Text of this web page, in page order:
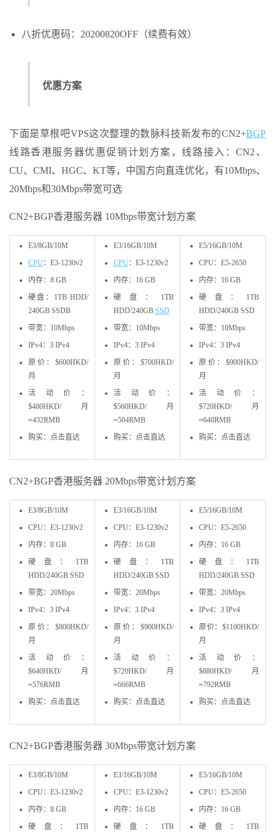
八折优惠码：20200820OFF（续费有效）
优惠方案
下面是草根吧VPS这次整理的数脉科技新发布的CN2+BGP
线路香港服务器优惠促销计划方案，线路接入：CN2、
CU、CMI、HGC、KT等，中国方向直连优化，有10Mbps、
20Mbps和30Mbps带宽可选
CN2+BGP香港服务器 10Mbps带宽计划方案
E3/8GB/10M
CPU：E3-1230v2
内存：8 GB
硬盘：1TB HDD/
240GB SSDB
带宽：10Mbps
IPv4：3 IPv4
原价：$600HKD/
月
活动价：
$480HKD/月
≈432RMB
购买：点击直达
E3/16GB/10M
CPU：E3-1230v2
内存：16 GB
硬盘：1TB
HDD/240GB SSD
带宽：10Mbps
IPv4：3 IPv4
原价：$700HKD/
月
活动价：
$560HKD/月
≈504RMB
购买：点击直达
E5/16GB/10M
CPU：E5-2650
内存：16 GB
硬盘：1TB
HDD/240GB SSD
带宽：10Mbps
IPv4：3 IPv4
原价：$900HKD/
月
活动价：
$720HKD/月
≈648RMB
购买：点击直达
CN2+BGP香港服务器 20Mbps带宽计划方案
E3/8GB/10M
CPU：E3-1230v2
内存：8 GB
硬盘：1TB
HDD/240GB SSD
带宽：20Mbps
IPv4：3 IPv4
原价：$800HKD/
月
活动价：
$640HKD/月
≈576RMB
购买：点击直达
E3/16GB/10M
CPU：E3-1230v2
内存：16 GB
硬盘：1TB
HDD/240GB SSD
带宽：20Mbps
IPv4：3 IPv4
原价：$900HKD/
月
活动价：
$720HKD/月
≈666RMB
购买：点击直达
E5/16GB/10M
CPU：E5-2650
内存：16 GB
硬盘：1TB
HDD/240GB SSD
带宽：20Mbps
IPv4：3 IPv4
原价：$1100HKD/
月
活动价：
$880HKD/月
≈792RMB
购买：点击直达
CN2+BGP香港服务器 30Mbps带宽计划方案
E3/8GB/10M
CPU：E3-1230v2
内存：8 GB
硬盘：1TB
E3/16GB/10M
CPU：E3-1230v2
内存：16 GB
硬盘：1TB
E5/16GB/10M
CPU：E5-2650
内存：16 GB
硬盘：1TB